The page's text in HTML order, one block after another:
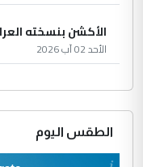
الأكشن بنسخته
الأحد 02 آب 2026
الطقس اليوم